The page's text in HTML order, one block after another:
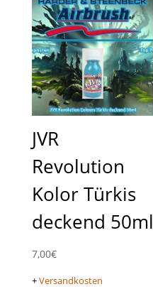
JVR
Revolution
Kolor Türkis
deckend 50ml
7,00€
+Versandkosten